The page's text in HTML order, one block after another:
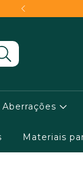
Aberrações
Materiais